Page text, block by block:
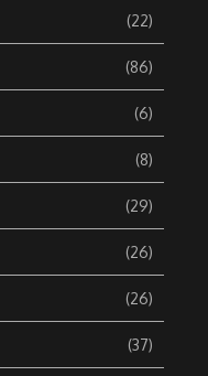
(22)
(86)
(6)
(8)
(29)
(26)
(26)
(37)